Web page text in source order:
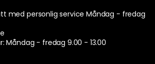
med personlig service Måndag - fredag
Måndag - fredag 9.00 - 13.00